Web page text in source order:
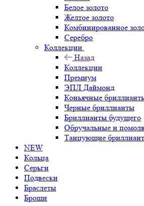
Белое золото
Желтое золото
Комбинированное
Серебро
Коллекции
Назад
Коллекции
Премиум
ЭПЛ Даймонд
Коньячные
Черные бриллианты
Бриллианты будущего
Обручальные и
Танцующие
NEW
Кольца
Серьги
Подвески
Браслеты
Броши